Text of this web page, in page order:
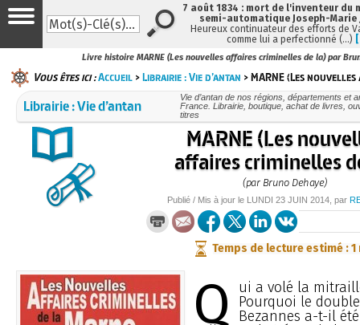
Livre histoire MARNE (Les nouvelles affaires criminelles de la) par
Vous êtes ici :Accueil >Librairie : Vie d’antan > MARNE (Les
Librairie : Vie d’antan
Vie d’antan de nos régions, départements et
France. Librairie, boutique, achat de livres,
titres
MARNE (Les
affaires criminelles
(par Bruno Dehaye)
Publié / Mis à jour le LUNDI 23 JUIN 2014 , par
Temps de lecture estimé : 1
Q ui a volé la
Pourquoi le
Bezannes a-t-il
7 août 1834 : mort de l'inventeur du
semi-automatique Joseph-Marie
Heureux continuateur des efforts de
comme lui a perfectionné (…)